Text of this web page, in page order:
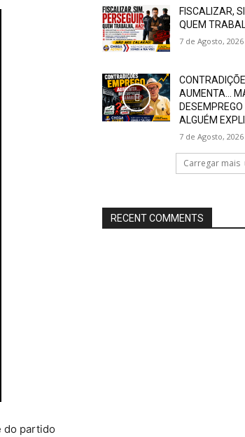
do partido
FISCALIZAR,
QUEM
7 de Agosto, 2026
AUMENTA…
ALGUÉM
7 de Agosto, 2026
Carregar mais
RECENT COMMENTS